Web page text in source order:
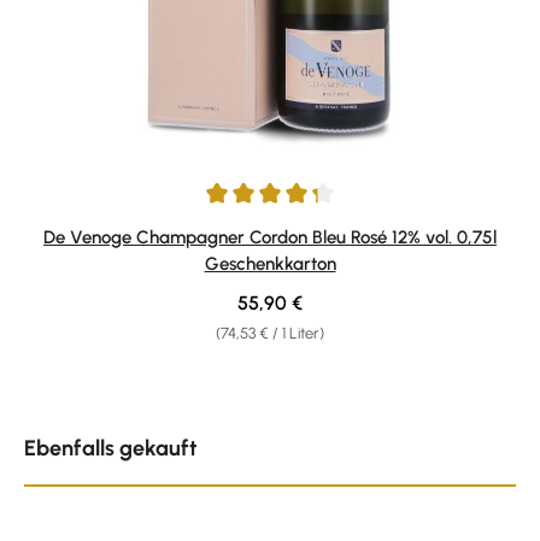
Durchschnittliche Bewertung von 4.33 von 5 Sternen
De Venoge Champagner Cordon Bleu Rosé 12% vol. 0,75l
Geschenkkarton
(74,53 € / 1 Liter)
Regulärer Preis:
55,90 €
Ebenfalls gekauft